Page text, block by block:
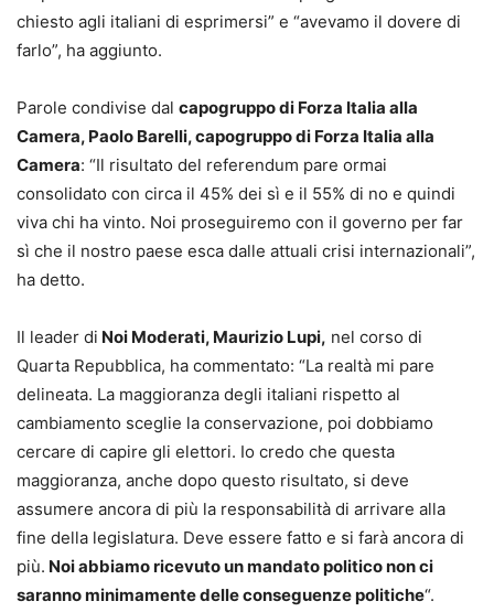
chiesto agli italiani di esprimersi” e “avevamo il dovere di
farlo”, ha aggiunto.
Parole condivise dal capogruppo di Forza Italia alla
Camera, Paolo Barelli, capogruppo di Forza Italia alla
Camera: “Il risultato del referendum pare ormai
consolidato con circa il 45% dei sì e il 55% di no e quindi
viva chi ha vinto. Noi proseguiremo con il governo per far
sì che il nostro paese esca dalle attuali crisi internazionali”,
ha detto.
Il leader di Noi Moderati, Maurizio Lupi, nel corso di
Quarta Repubblica, ha commentato: “La realtà mi pare
delineata. La maggioranza degli italiani rispetto al
cambiamento sceglie la conservazione, poi dobbiamo
cercare di capire gli elettori. Io credo che questa
maggioranza, anche dopo questo risultato, si deve
assumere ancora di più la responsabilità di arrivare alla
fine della legislatura. Deve essere fatto e si farà ancora di
più. Noi abbiamo ricevuto un mandato politico non ci
saranno minimamente delle conseguenze politiche“.